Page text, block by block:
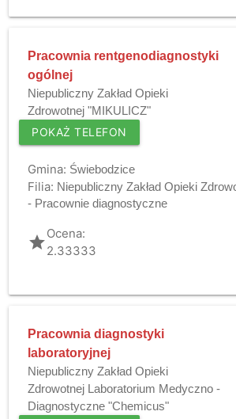
Pracownia rentgenodiagnostyki
ogólnej
Niepubliczny Zakład Opieki
Zdrowotnej "MIKULICZ"
POKAŻ TELEFON
Gmina: Świebodzice
Filia: Niepubliczny Zakład Opieki
- Pracownie diagnostyczne
gradeOcena:
2.33333
Pracownia diagnostyki
laboratoryjnej
Niepubliczny Zakład Opieki
Zdrowotnej Laboratorium Medyczno -
Diagnostyczne "Chemicus"